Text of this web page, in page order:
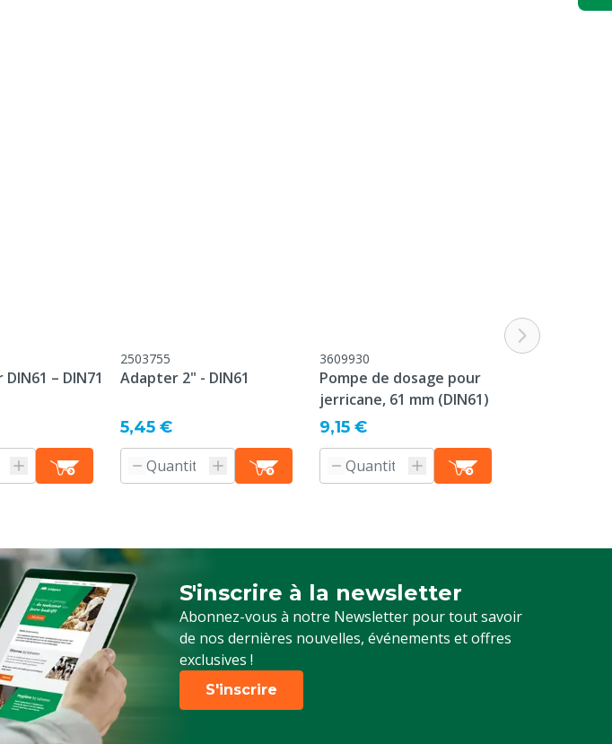
– DIN71
2503755
Adapter 2" - DIN61
5,45 €
3609930
Pompe de dosage pour
jerricane, 61 mm (DIN61)
9,15 €
M2701071
S'inscrire à la newsletter
Abonnez-vous à notre Newsletter pour tout savoir
de nos dernières nouvelles, événements et offres
exclusives !
Inscrivez-vous à notre newsletter
S'inscrire